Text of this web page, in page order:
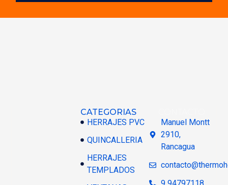
CATEGORIAS
HERRAJES PVC
QUINCALLERIA
HERRAJES
TEMPLADOS
Manuel Montt
2910,
Rancagua